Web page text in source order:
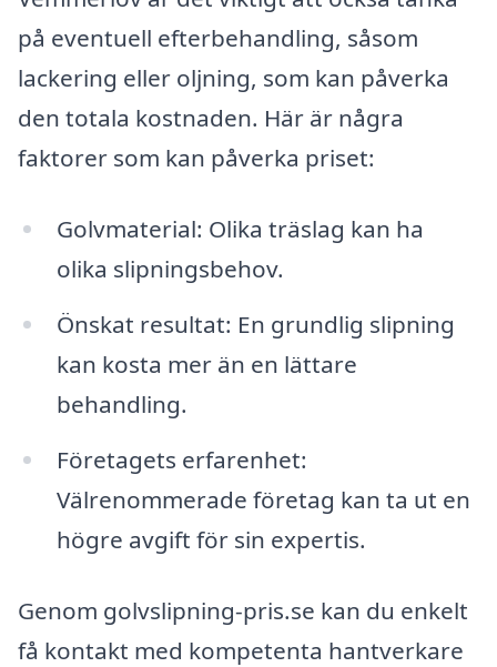
på eventuell efterbehandling, såsom
lackering eller oljning, som kan påverka
den totala kostnaden. Här är några
faktorer som kan påverka priset:
Golvmaterial: Olika träslag kan ha
olika slipningsbehov.
Önskat resultat: En grundlig slipning
kan kosta mer än en lättare
behandling.
Företagets erfarenhet:
Välrenommerade företag kan ta ut en
högre avgift för sin expertis.
Genom golvslipning-pris.se kan du enkelt
få kontakt med kompetenta hantverkare